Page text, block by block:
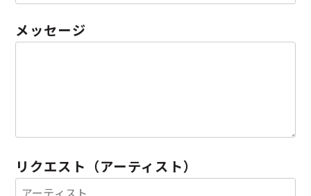
メッセージ
リクエスト（アーティスト）